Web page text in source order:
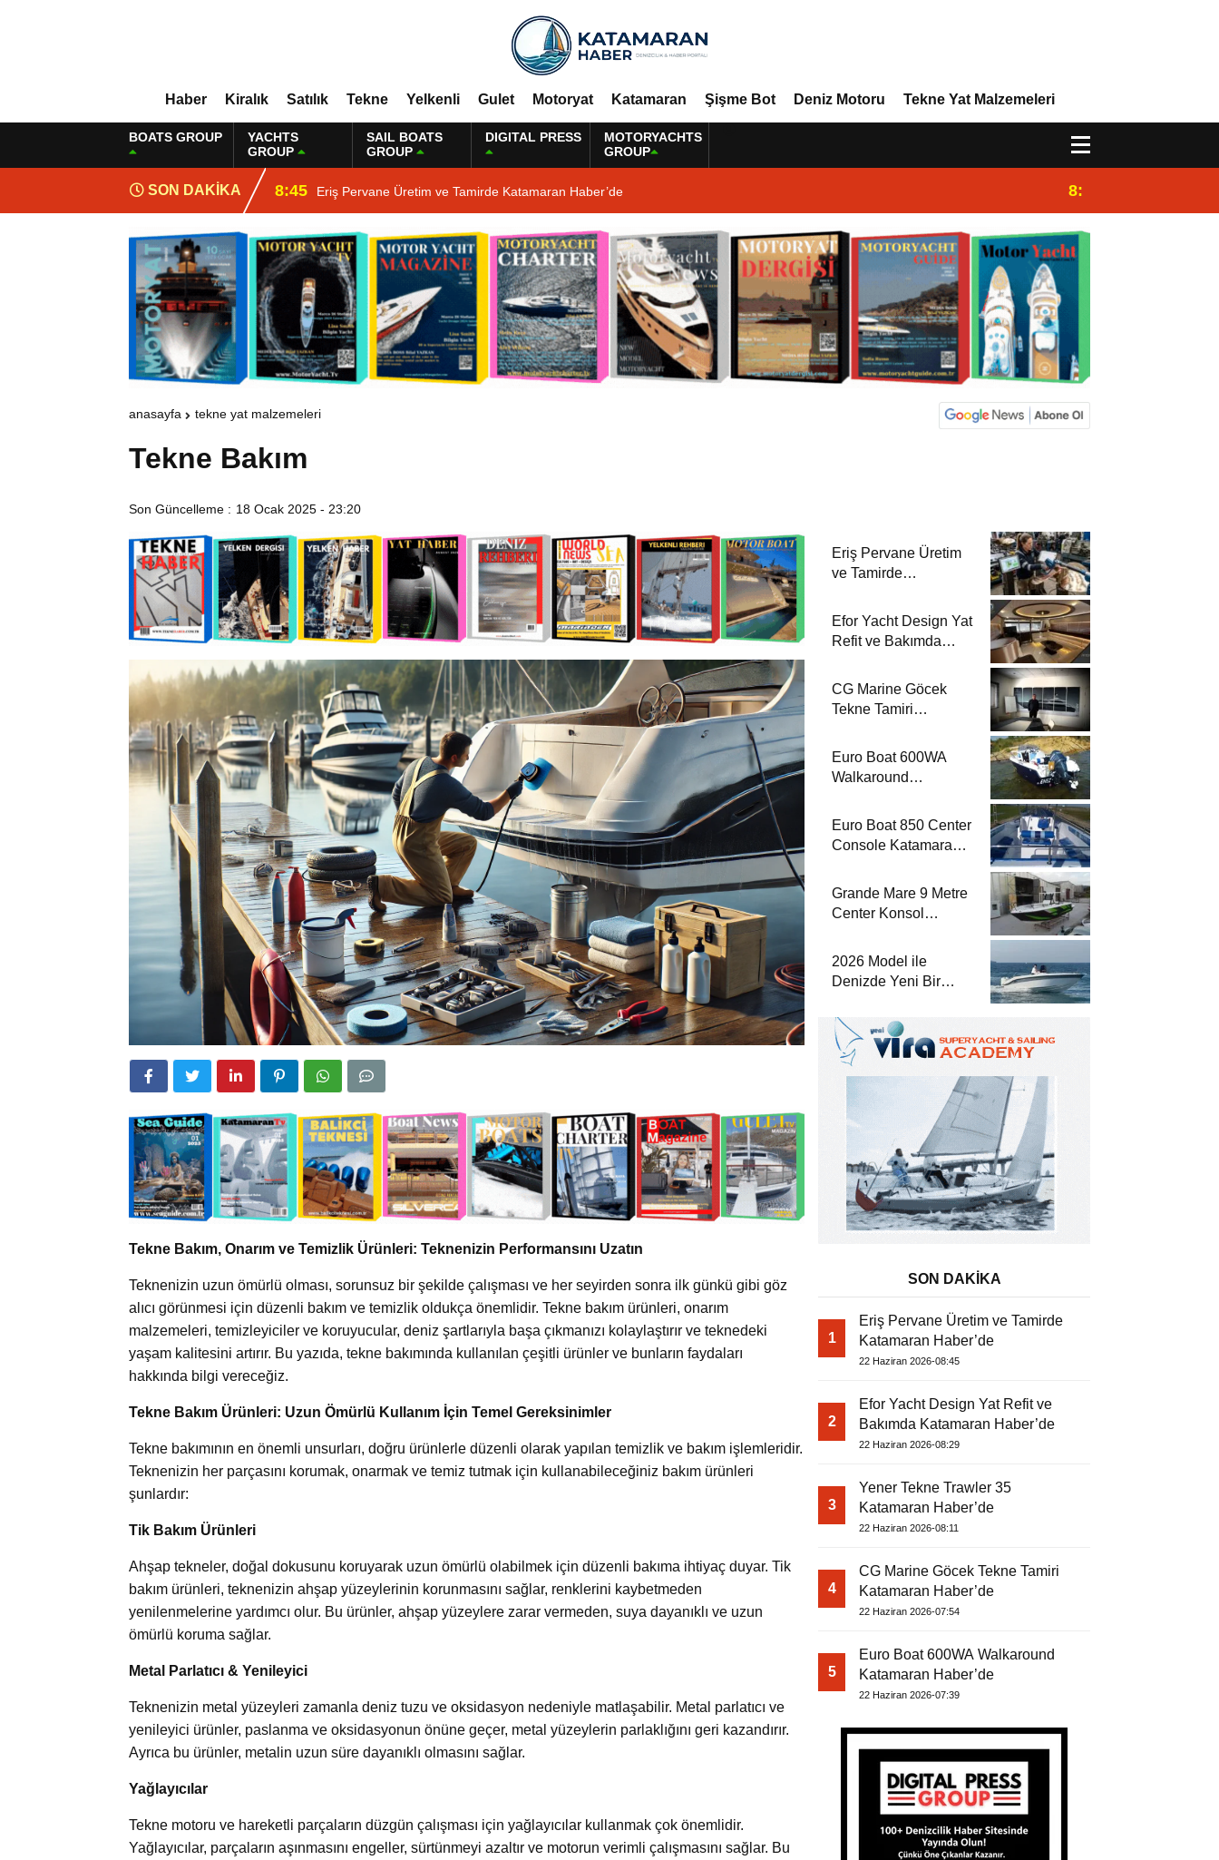
Haber Kiralık Satılık Tekne Yelkenli Gulet Motoryat Katamaran Şişme Bot Deniz Motoru Tekne Yat Malzemeleri
BOATS GROUP
YACHTS
GROUP
SAIL BOATS
GROUP
DIGITAL PRESS
MOTORYACHTS
GROUP
SON DAKİKA 8:45 Eriş Pervane Üretim ve Tamirde Katamaran Haber’de 8:29
anasayfa tekne yat malzemeleri
Tekne Bakım
Son Güncelleme : 18 Ocak 2025 - 23:20
Tekne Bakım, Onarım ve Temizlik Ürünleri: Teknenizin Performansını Uzatın
Teknenizin uzun ömürlü olması, sorunsuz bir şekilde çalışması ve her seyirden sonra ilk günkü gibi göz
alıcı görünmesi için düzenli bakım ve temizlik oldukça önemlidir. Tekne bakım ürünleri, onarım
malzemeleri, temizleyiciler ve koruyucular, deniz şartlarıyla başa çıkmanızı kolaylaştırır ve teknedeki
yaşam kalitesini artırır. Bu yazıda, tekne bakımında kullanılan çeşitli ürünler ve bunların faydaları
hakkında bilgi vereceğiz.
Tekne Bakım Ürünleri: Uzun Ömürlü Kullanım İçin Temel Gereksinimler
Tekne bakımının en önemli unsurları, doğru ürünlerle düzenli olarak yapılan temizlik ve bakım işlemleridir.
Teknenizin her parçasını korumak, onarmak ve temiz tutmak için kullanabileceğiniz bakım ürünleri
şunlardır:
Tik Bakım Ürünleri
Ahşap tekneler, doğal dokusunu koruyarak uzun ömürlü olabilmek için düzenli bakıma ihtiyaç duyar. Tik
bakım ürünleri, teknenizin ahşap yüzeylerinin korunmasını sağlar, renklerini kaybetmeden
yenilenmelerine yardımcı olur. Bu ürünler, ahşap yüzeylere zarar vermeden, suya dayanıklı ve uzun
ömürlü koruma sağlar.
Metal Parlatıcı & Yenileyici
Teknenizin metal yüzeyleri zamanla deniz tuzu ve oksidasyon nedeniyle matlaşabilir. Metal parlatıcı ve
yenileyici ürünler, paslanma ve oksidasyonun önüne geçer, metal yüzeylerin parlaklığını geri kazandırır.
Ayrıca bu ürünler, metalin uzun süre dayanıklı olmasını sağlar.
Yağlayıcılar
Tekne motoru ve hareketli parçaların düzgün çalışması için yağlayıcılar kullanmak çok önemlidir.
Yağlayıcılar, parçaların aşınmasını engeller, sürtünmeyi azaltır ve motorun verimli çalışmasını sağlar. Bu
Eriş Pervane Üretim
ve Tamirde
Efor Yacht Design Yat
Refit ve Bakımda
CG Marine Göcek
Tekne Tamiri
Euro Boat 600WA
Walkaround
Euro Boat 850 Center
Console Katamaran
Grande Mare 9 Metre
Center Konsol
2026 Model ile
Denizde Yeni Bir
SON DAKİKA
1
Eriş Pervane Üretim ve Tamirde
Katamaran Haber’de
22 Haziran 2026-08:45
2
Efor Yacht Design Yat Refit ve
Bakımda Katamaran Haber’de
22 Haziran 2026-08:29
3
Yener Tekne Trawler 35
Katamaran Haber’de
22 Haziran 2026-08:11
4
CG Marine Göcek Tekne Tamiri
Katamaran Haber’de
22 Haziran 2026-07:54
5
Euro Boat 600WA Walkaround
Katamaran Haber’de
22 Haziran 2026-07:39